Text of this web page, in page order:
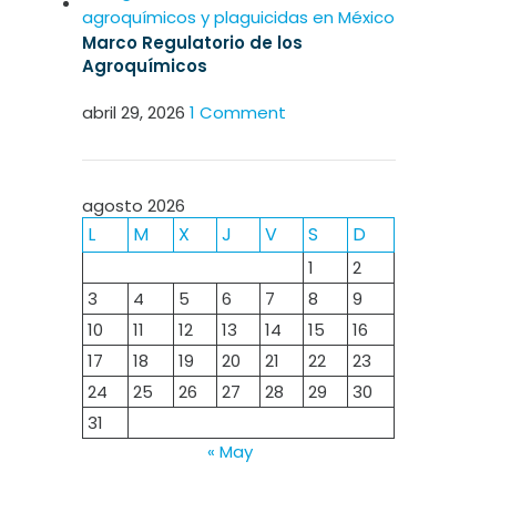
Marco Regulatorio de los
Agroquímicos
abril 29, 2026 1 Comment
agosto 2026
L M X J V S D
1
2
3
4 5 6 7 8
9
10
11 12 13 14 15
16
17
18 19 20 21 22
23
24
25 26 27 28 29
30
31
« May